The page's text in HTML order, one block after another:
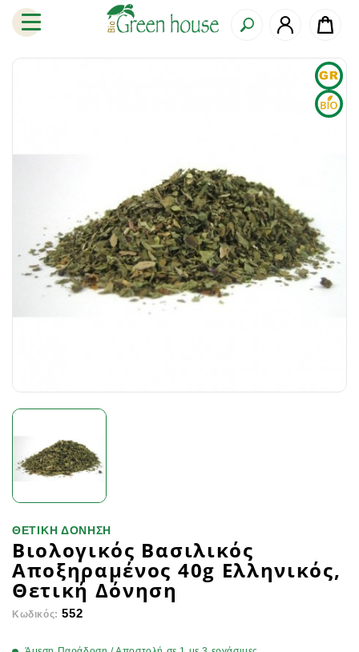
ΘΕΤΙΚΗ ΔΟΝΗΣΗ
Βιολογικός Βασιλικός
Αποξηραμένος 40g Ελληνικός,
Θετική Δόνηση
Κωδικός: 552